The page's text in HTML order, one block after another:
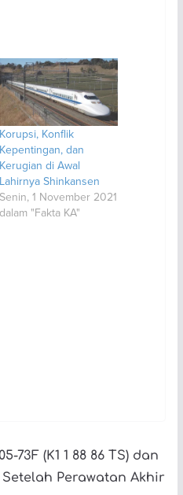
Korupsi, Konflik
Kepentingan, dan
Kerugian di Awal
Lahirnya Shinkansen
Senin, 1 November 2021
dalam "Fakta KA"
73F (K1 1 88 86 TS) dan
Setelah Perawatan Akhir